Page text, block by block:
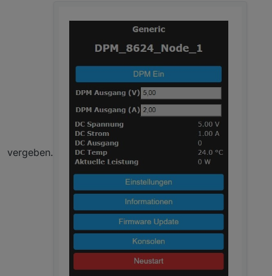
vergeben.